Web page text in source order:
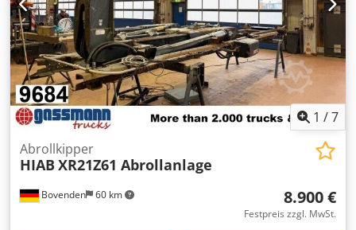
1 /7
Bovenden 60 km
Abrollkipper
HIAB XR21Z61 Abrollanlage
8.900 €
Festpreis zzgl. MwSt.